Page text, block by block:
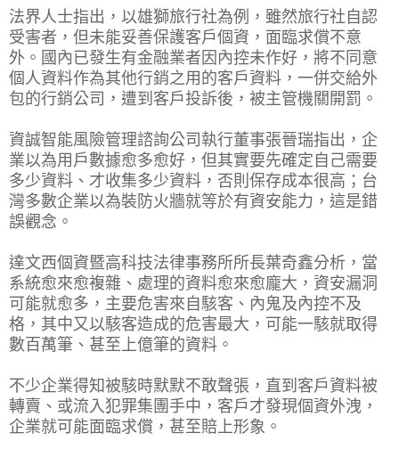
法界人士指出，以雄獅旅行社為例，雖然旅行社自認
受害者，但未能妥善保護客戶個資，面臨求償不意
外。國內已發生有金融業者因內控未作好，將不同意
個人資料作為其他行銷之用的客戶資料，一併交給外
包的行銷公司，遭到客戶投訴後，被主管機關開罰。
資誠智能風險管理諮詢公司執行董事張晉瑞指出，企
業以為用戶數據愈多愈好，但其實要先確定自己需要
多少資料、才收集多少資料，否則保存成本很高；台
灣多數企業以為裝防火牆就等於有資安能力，這是錯
誤觀念。
達文西個資暨高科技法律事務所所長葉奇鑫分析，當
系統愈來愈複雜、處理的資料愈來愈龐大，資安漏洞
可能就愈多，主要危害來自駭客、內鬼及內控不及
格，其中又以駭客造成的危害最大，可能一駭就取得
數百萬筆、甚至上億筆的資料。
不少企業得知被駭時默默不敢聲張，直到客戶資料被
轉賣、或流入犯罪集團手中，客戶才發現個資外洩，
企業就可能面臨求償，甚至賠上形象。